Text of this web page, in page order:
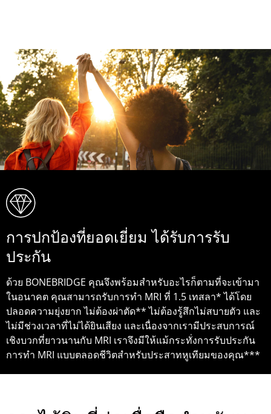
การปกป้องที่ยอดเยี่ยม ได้รับการรับ
ประกัน
ด้วย BONEBRIDGE คุณจึงพร้อมสำหรับอะไรก็ตามที่จะเข้ามา
ในอนาคต คุณสามารถรับการทำ MRI ที่ 1.5 เทสลา* ได้โดย
ปลอดความยุ่งยาก ไม่ต้องผ่าตัด** ไม่ต้องรู้สึกไม่สบายตัว และ
ไม่มีช่วงเวลาที่ไม่ได้ยินเสียง และเนื่องจากเรามีประสบการณ์
เชิงบวกที่ยาวนานกับ MRI เราจึงมีให้แม้กระทั่งการรับประกัน
การทำ MRI แบบตลอดชีวิตสำหรับประสาทหูเทียมของคุณ***